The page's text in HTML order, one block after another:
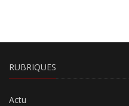
RUBRIQUES
Actu